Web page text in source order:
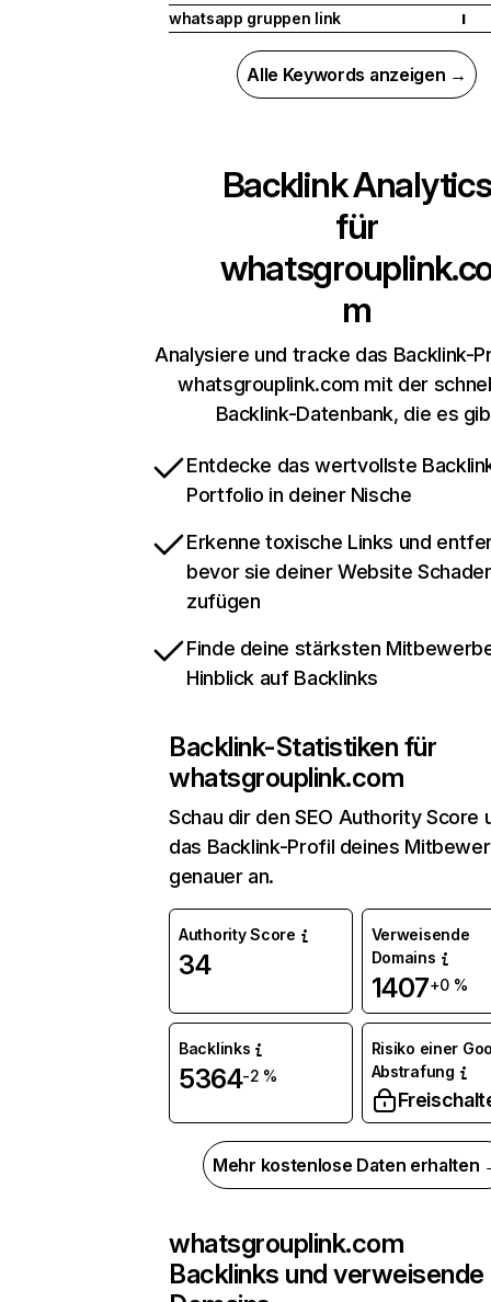
whatsapp gruppen link I
Alle Keywords anzeigen →
Backlink Analytics
für
m
Analysiere und tracke das Backlink-
whatsgrouplink.com mit der
Backlink-Datenbank, die es
Entdecke das wertvollste
Portfolio in deiner Nische
Erkenne toxische Links und
bevor sie deiner Website
zufügen
Finde deine stärksten
Hinblick auf Backlinks
Backlink-Statistiken für
whatsgrouplink.com
Schau dir den SEO Authority Score
das Backlink-Profil deines
genauer an.
Authority Score
34
Verweisende
Domains
1407+0 %
Backlinks
5364-2 %
Risiko einer
Abstrafung
Mehr kostenlose Daten erhalten
whatsgrouplink.com
Backlinks und verweisende